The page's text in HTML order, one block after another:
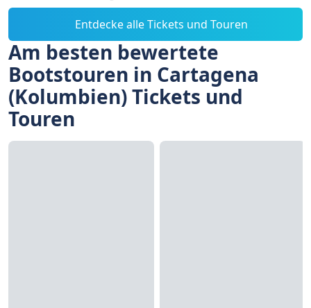
Entdecke alle Tickets und Touren
Am besten bewertete
Bootstouren in Cartagena
(Kolumbien) Tickets und
Touren